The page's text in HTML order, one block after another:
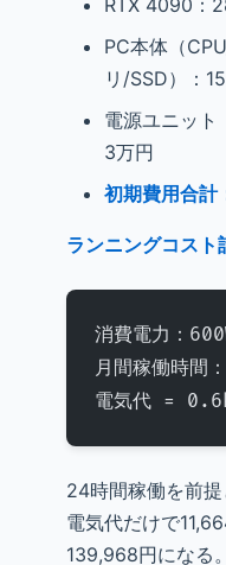
RTX 4090：
PC本体（
リ/SSD）：
電源ユニット
3万円
初期費用合計
ランニングコスト
消費電力：
月間稼働時間
電気代 =
24時間稼働を前
電気代だけで
139,968円になる